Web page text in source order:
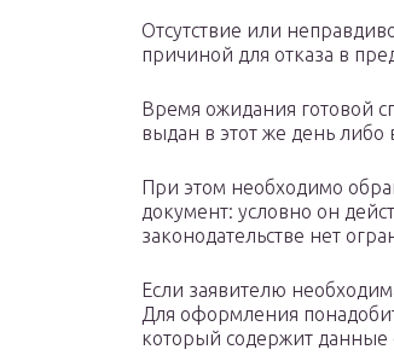
Отсутствие или
причиной для отказа в
Время ожидания готовой
выдан в этот же день либо
При этом необходимо
документ: условно он
законодательстве нет
Если заявителю
Для оформления
который содержит